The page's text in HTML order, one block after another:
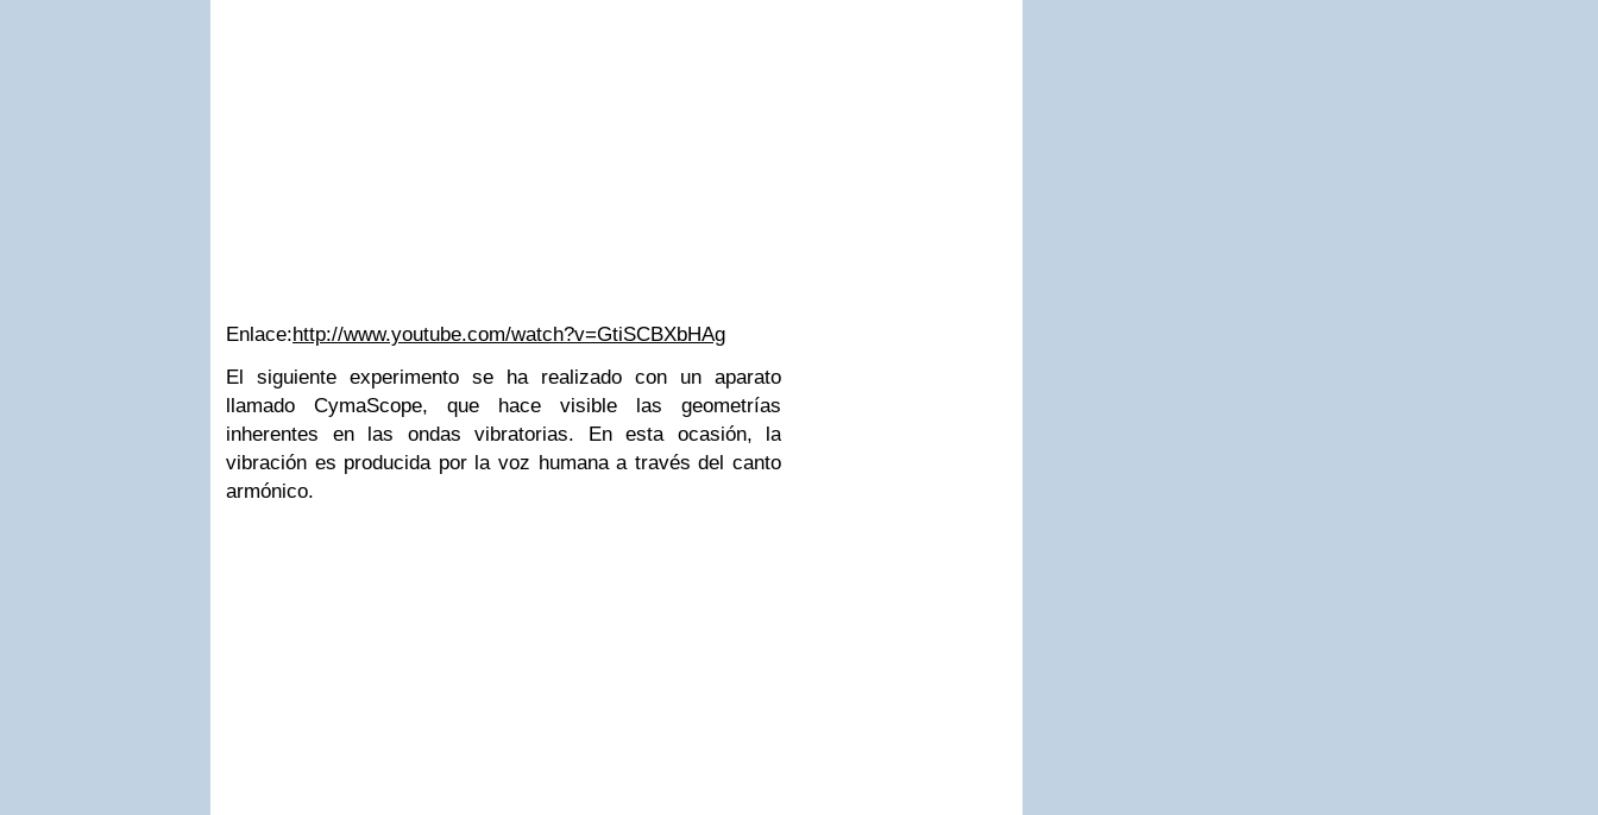
Enlace:http://www.youtube.com/watch?v=GtiSCBXbHAg
El siguiente experimento se ha realizado con un aparato
llamado CymaScope, que hace visible las geometrías
inherentes en las ondas vibratorias. En esta ocasión, la
vibración es producida por la voz humana a través del canto
armónico.